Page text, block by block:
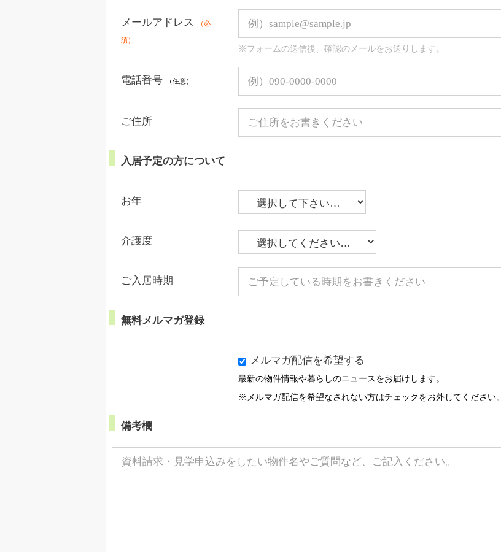
メールアドレス （必
須）
※フォームの送信後、確認のメールをお送りします。
電話番号 （任意）
ご住所
入居予定の方について
お年
介護度
ご入居時期
無料メルマガ登録
メルマガ配信を希望する
最新の物件情報や暮らしのニュースをお届けします。
※メルマガ配信を希望なされない方はチェックをお外してください。
備考欄